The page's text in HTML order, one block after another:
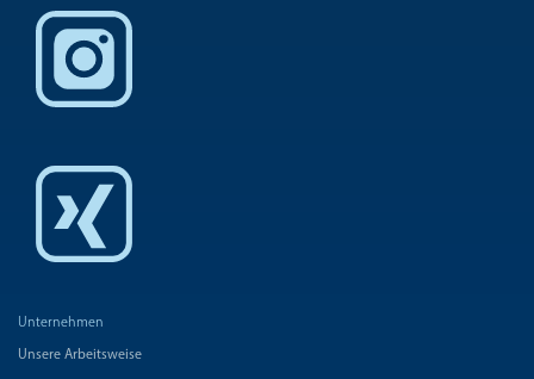
Unternehmen
Unsere Arbeitsweise